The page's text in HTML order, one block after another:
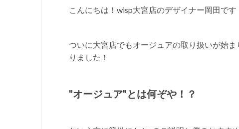
こんにちは！wisp大宮店のデザイナー岡田です
ついに大宮店でもオージュアの取り扱いが始
りました！
"オージュア"とは何ぞや！？